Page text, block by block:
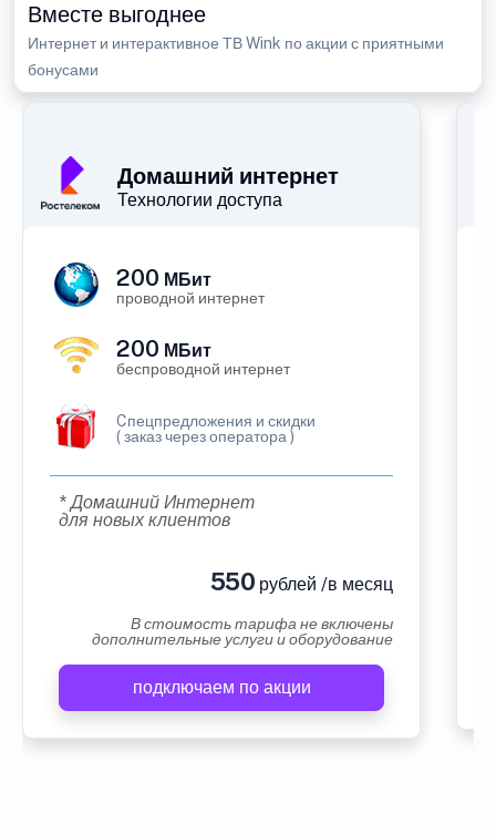
Вместе выгоднее
Интернет и интерактивное ТВ Wink по акции с приятными
бонусами
Домашний интернет
Технологии доступа
200 МБит
проводной интернет
200 МБит
беспроводной интернет
Cпецпредложения и скидки
( заказ через оператора )
* Домашний Интернет
для новых клиентов
550 рублей /в месяц
В стоимость тарифа не включены
дополнительные услуги и оборудование
подключаем по акции